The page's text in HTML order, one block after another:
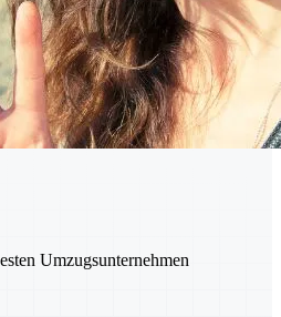
Umzugsunternehmen